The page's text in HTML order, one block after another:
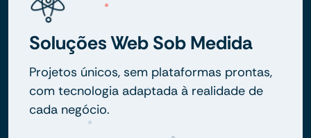
Soluções Web Sob Medida
Projetos únicos, sem plataformas prontas,
com tecnologia adaptada à realidade de
cada negócio.